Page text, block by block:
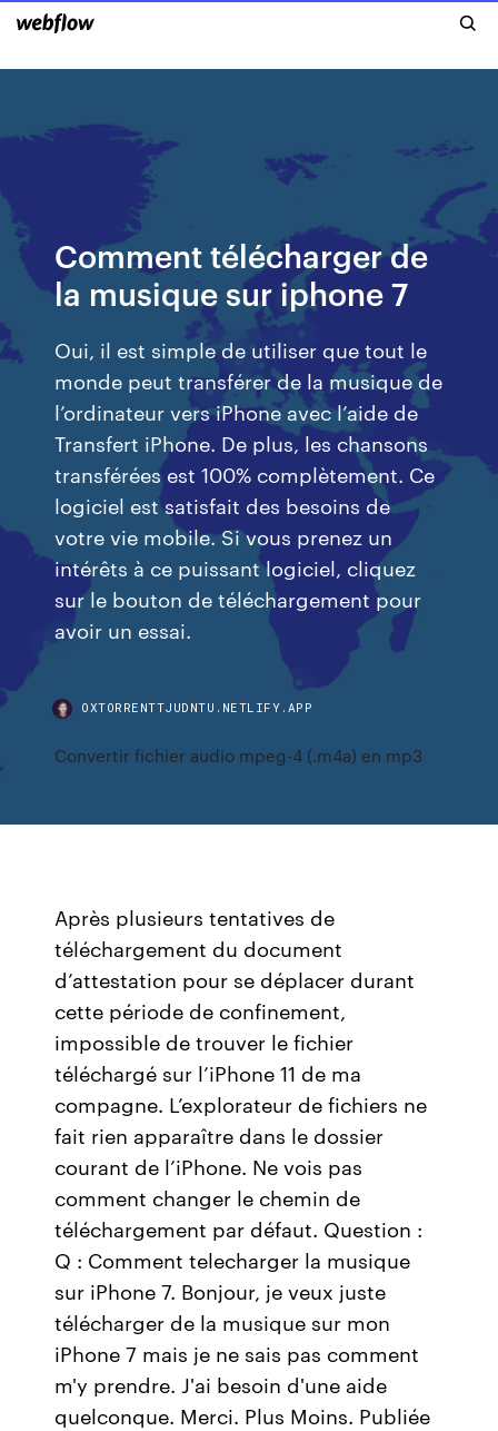
Comment télécharger de
la musique sur iphone 7
Oui, il est simple de utiliser que tout le
monde peut transférer de la musique de
l’ordinateur vers iPhone avec l’aide de
Transfert iPhone. De plus, les chansons
transférées est 100% complètement. Ce
logiciel est satisfait des besoins de
votre vie mobile. Si vous prenez un
intérêts à ce puissant logiciel, cliquez
sur le bouton de téléchargement pour
avoir un essai.
OXTORRENTTJUDNTU.NETLIFY.APP
Convertir fichier audio mpeg-4 (.m4a) en mp3
Après plusieurs tentatives de
téléchargement du document
d’attestation pour se déplacer durant
cette période de confinement,
impossible de trouver le fichier
téléchargé sur l’iPhone 11 de ma
compagne. L’explorateur de fichiers ne
fait rien apparaître dans le dossier
courant de l’iPhone. Ne vois pas
comment changer le chemin de
téléchargement par défaut. Question :
Q : Comment telecharger la musique
sur iPhone 7. Bonjour, je veux juste
télécharger de la musique sur mon
iPhone 7 mais je ne sais pas comment
m'y prendre. J'ai besoin d'une aide
quelconque. Merci. Plus Moins. Publiée